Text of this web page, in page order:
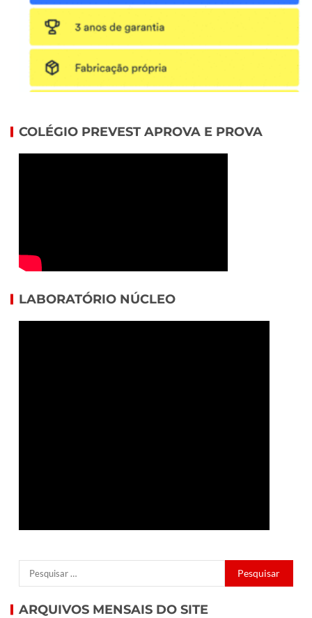
COLÉGIO PREVEST APROVA E PROVA
LABORATÓRIO NÚCLEO
ARQUIVOS MENSAIS DO SITE